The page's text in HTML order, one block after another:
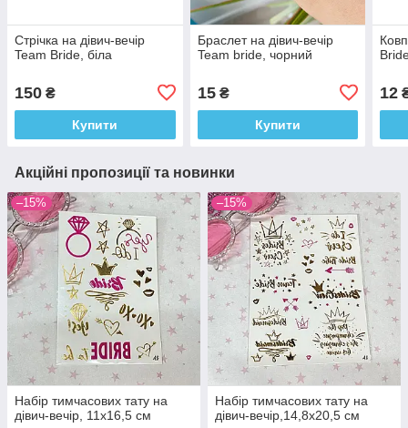
Стрічка на дівич-вечір
Team Bride, біла
150 ₴
Купити
Браслет на дівич-вечір
Team bride, чорний
15₴
Купити
12
Акційні пропозиції та новинки
–15%
Набір тимчасових тату на
дівич-вечір, 11х16,5 см
–15%
Набір тимчасових тату на
дівич-вечір,14,8х20,5 см